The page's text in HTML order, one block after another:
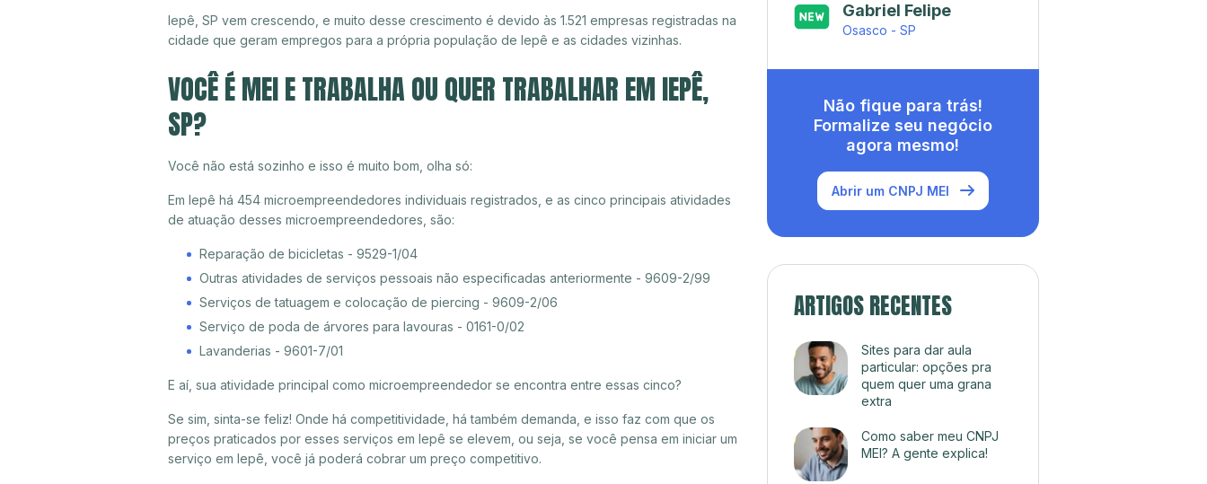
Iepê, SP vem crescendo, e muito desse crescimento é devido às 1.521 empresas registradas na
cidade que geram empregos para a própria população de Iepê e as cidades vizinhas.
VOCÊ É MEI E TRABALHA OU QUER TRABALHAR EM IEPÊ,
SP?
Você não está sozinho e isso é muito bom, olha só:
Em Iepê há 454 microempreendedores individuais registrados, e as cinco principais atividades
de atuação desses microempreendedores, são:
Reparação de bicicletas - 9529-1/04
Outras atividades de serviços pessoais não especificadas anteriormente - 9609-2/99
Serviços de tatuagem e colocação de piercing - 9609-2/06
Serviço de poda de árvores para lavouras - 0161-0/02
Lavanderias - 9601-7/01
E aí, sua atividade principal como microempreendedor se encontra entre essas cinco?
Se sim, sinta-se feliz! Onde há competitividade, há também demanda, e isso faz com que os
preços praticados por esses serviços em Iepê se elevem, ou seja, se você pensa em iniciar um
serviço em Iepê, você já poderá cobrar um preço competitivo.
Gabriel Felipe
Osasco - SP
Não fique para trás!
Formalize seu negócio
agora mesmo!
Abrir um CNPJ MEI
ARTIGOS RECENTES
Sites para dar aula
particular: opções pra
quem quer uma grana
extra
Como saber meu CNPJ
MEI? A gente explica!